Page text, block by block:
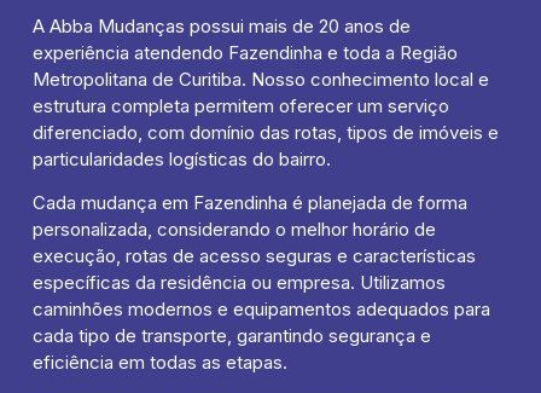
A Abba Mudanças possui mais de 20 anos de
experiência atendendo Fazendinha e toda a Região
Metropolitana de Curitiba. Nosso conhecimento local e
estrutura completa permitem oferecer um serviço
diferenciado, com domínio das rotas, tipos de imóveis e
particularidades logísticas do bairro.
Cada mudança em Fazendinha é planejada de forma
personalizada, considerando o melhor horário de
execução, rotas de acesso seguras e características
específicas da residência ou empresa. Utilizamos
caminhões modernos e equipamentos adequados para
cada tipo de transporte, garantindo segurança e
eficiência em todas as etapas.